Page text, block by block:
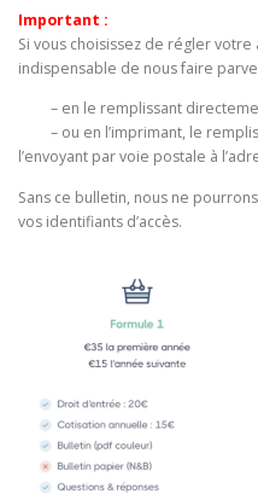
Important :
Si vous choisissez de régler
indispensable de nous faire
– en le remplissant
– ou en l’imprimant, le
l’envoyant par voie postale à
Sans ce bulletin, nous ne
vos identifiants d’accès.